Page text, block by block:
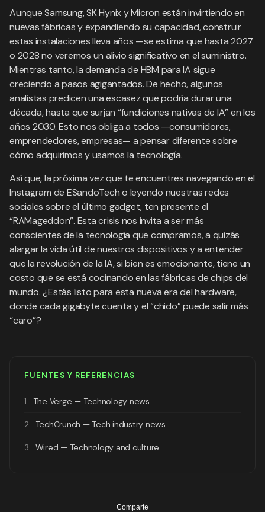
Aunque Samsung, SK Hynix y Micron están invirtiendo en
nuevas fábricas y expandiendo su capacidad, construir
estas instalaciones lleva años —se estima que hasta 2027
o 2028 no veremos un alivio significativo en el suministro.
Mientras tanto, la demanda de HBM para IA sigue
creciendo a pasos agigantados. De hecho, algunos
analistas predicen una escasez que podría durar una
década, hasta que surjan “fundiciones nativas de IA” en los
años 2030. Esto nos obliga a todos —consumidores,
emprendedores, empresas— a pensar diferente sobre
cómo adquirimos y usamos la tecnología.
Así que, la próxima vez que te encuentres navegando en el
Instagram de ESandoTech o leyendo nuestras redes
sociales sobre el último gadget, ten presente el
“RAMageddon”. Esta crisis nos invita a ser más
conscientes de la tecnología que compramos, a quizás
alargar la vida útil de nuestros dispositivos y a entender
que la revolución de la IA, si bien es emocionante, tiene un
costo que se está cocinando en las fábricas de chips del
mundo. ¿Estás listo para esta nueva era del hardware,
donde cada gigabyte cuenta y el “chido” puede salir más
“caro”?
FUENTES Y REFERENCIAS
1. The Verge — Technology news
2. TechCrunch — Tech industry news
3. Wired — Technology and culture
Comparte